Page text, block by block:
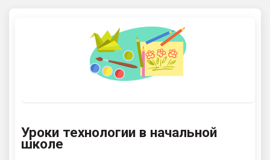
Уроки технологии в начальной
школе